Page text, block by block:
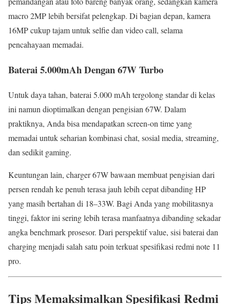
macro 2MP lebih bersifat pelengkap. Di bagian depan, kamera
16MP cukup tajam untuk selfie dan video call, selama
pencahayaan memadai.
Baterai 5.000mAh Dengan 67W Turbo
Untuk daya tahan, baterai 5.000 mAh tergolong standar di kelas
ini namun dioptimalkan dengan pengisian 67W. Dalam
praktiknya, Anda bisa mendapatkan screen-on time yang
memadai untuk seharian kombinasi chat, sosial media, streaming,
dan sedikit gaming.
Keuntungan lain, charger 67W bawaan membuat pengisian dari
persen rendah ke penuh terasa jauh lebih cepat dibanding HP
yang masih bertahan di 18–33W. Bagi Anda yang mobilitasnya
tinggi, faktor ini sering lebih terasa manfaatnya dibanding sekadar
angka benchmark prosesor. Dari perspektif value, sisi baterai dan
charging menjadi salah satu poin terkuat spesifikasi redmi note 11
pro.
Tips Memaksimalkan Spesifikasi Redmi